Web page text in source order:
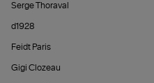
Serge Thoraval
d1928
Feidt Paris
Gigi Clozeau